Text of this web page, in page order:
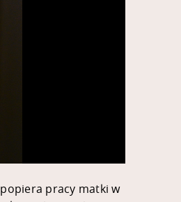
pracy matki w